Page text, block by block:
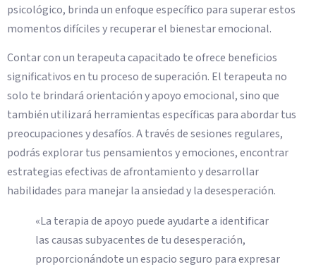
psicológico, brinda un enfoque específico para superar estos
momentos difíciles y recuperar el bienestar emocional.
Contar con un terapeuta capacitado te ofrece beneficios
significativos en tu proceso de superación. El terapeuta no
solo te brindará orientación y apoyo emocional, sino que
también utilizará herramientas específicas para abordar tus
preocupaciones y desafíos. A través de sesiones regulares,
podrás explorar tus pensamientos y emociones, encontrar
estrategias efectivas de afrontamiento y desarrollar
habilidades para manejar la ansiedad y la desesperación.
«La terapia de apoyo puede ayudarte a identificar
las causas subyacentes de tu desesperación,
proporcionándote un espacio seguro para expresar